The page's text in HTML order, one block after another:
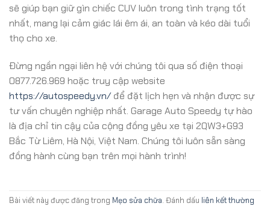
sẽ giúp bạn giữ gìn chiếc CUV luôn trong tình trạng tốt
nhất, mang lại cảm giác lái êm ái, an toàn và kéo dài tuổi
thọ cho xe.
Đừng ngần ngại liên hệ với chúng tôi qua số điện thoại
0877.726.969 hoặc truy cập website
https://autospeedy.vn/để đặt lịch hẹn và nhận được sự
tư vấn chuyên nghiệp nhất. Garage Auto Speedy tự hào
là địa chỉ tin cậy của cộng đồng yêu xe tại 2QW3+G93
Bắc Từ Liêm, Hà Nội, Việt Nam. Chúng tôi luôn sẵn sàng
đồng hành cùng bạn trên mọi hành trình!
Bài viết này được đăng trong Mẹo sửa chữa. Đánh dấu liên kết thường